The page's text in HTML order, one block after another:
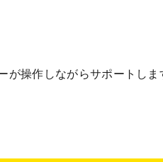
操作しながらサポートしま